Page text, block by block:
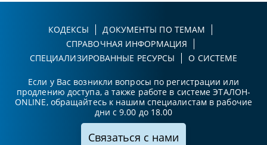
КОДЕКСЫ
ДОКУМЕНТЫ ПО ТЕМАМ
СПРАВОЧНАЯ ИНФОРМАЦИЯ
СПЕЦИАЛИЗИРОВАННЫЕ РЕСУРСЫ
О СИСТЕМЕ
Если у Вас возникли вопросы по регистрации или
продлению доступа, а также работе в системе ЭТАЛОН-
ONLINE, обращайтесь к нашим специалистам в рабочие
дни с 9.00 до 18.00
Связаться с нами